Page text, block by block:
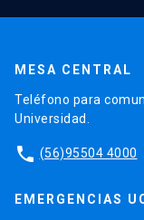
MESA CENTRAL
Teléfono para
Universidad.
phone (56)95504 4000
EMERGENCIAS